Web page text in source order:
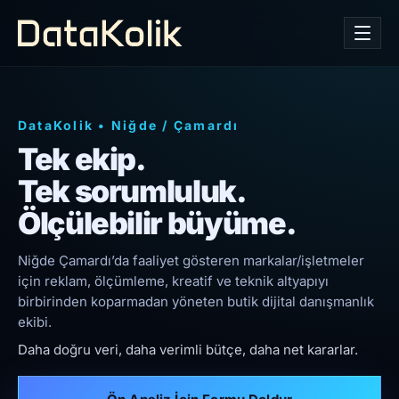
DataKolik • Niğde / Çamardı
Tek ekip.
Tek sorumluluk.
Ölçülebilir büyüme.
Niğde Çamardı’da faaliyet gösteren markalar/işletmeler
için reklam, ölçümleme, kreatif ve teknik altyapıyı
birbirinden koparmadan yöneten butik dijital danışmanlık
ekibi.
Daha doğru veri, daha verimli bütçe, daha net kararlar.